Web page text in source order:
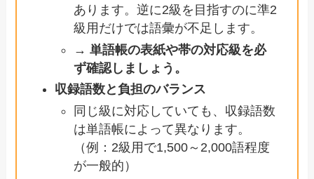
あります。逆に2級を目指すのに準2
級用だけでは語彙が不足します。
→ 単語帳の表紙や帯の対応級を必
ず確認しましょう。
収録語数と負担のバランス
同じ級に対応していても、収録語数
は単語帳によって異なります。
（例：2級用で1,500～2,000語程度
が一般的）